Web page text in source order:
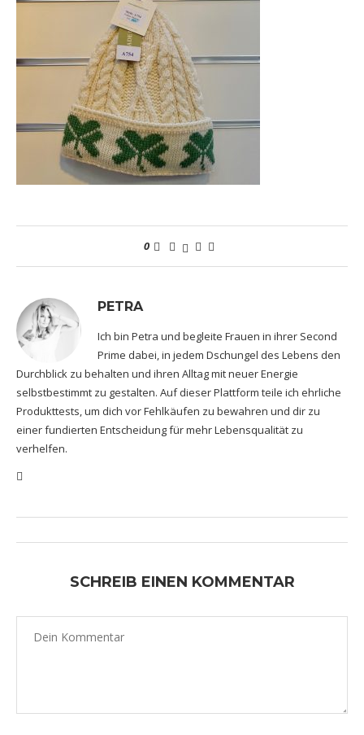
0
PETRA
Ich bin Petra und begleite Frauen in ihrer Second
Prime dabei, in jedem Dschungel des Lebens den
Durchblick zu behalten und ihren Alltag mit neuer Energie
selbstbestimmt zu gestalten. Auf dieser Plattform teile ich ehrliche
Produkttests, um dich vor Fehlkäufen zu bewahren und dir zu
einer fundierten Entscheidung für mehr Lebensqualität zu
verhelfen.
SCHREIB EINEN KOMMENTAR